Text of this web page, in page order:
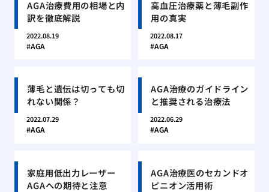
AGA治療費用の相場と内
訳を徹底解説
2022.08.19
AGA
高血圧治療薬と薄毛副作
用の真実
2022.08.17
AGA
薄毛と遺伝は切っても切
れない関係？
2022.07.29
AGA
AGA治療のガイドライン
と推奨される治療法
2022.06.29
AGA
家庭用低出力レーザー
AGAへの期待と注意
AGA治療医のセカンドオ
ピニオン活用術